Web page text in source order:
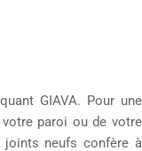
GIAVA. Pour une
paroi ou de votre
joints neufs confère à